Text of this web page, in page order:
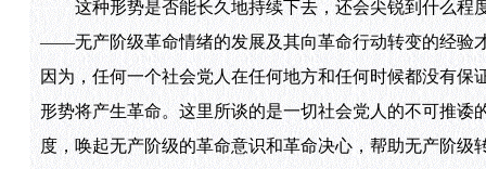
这种形势是否能长久地持续下去，还会尖锐到什么程
——无产阶级革命情绪的发展及其向革命行动转变的经验
因为，任何一个社会党人在任何地方和任何时候都没有
形势将产生革命。这里所谈的是一切社会党人的不可推
度，唤起无产阶级的革命意识和革命决心，帮助无产阶